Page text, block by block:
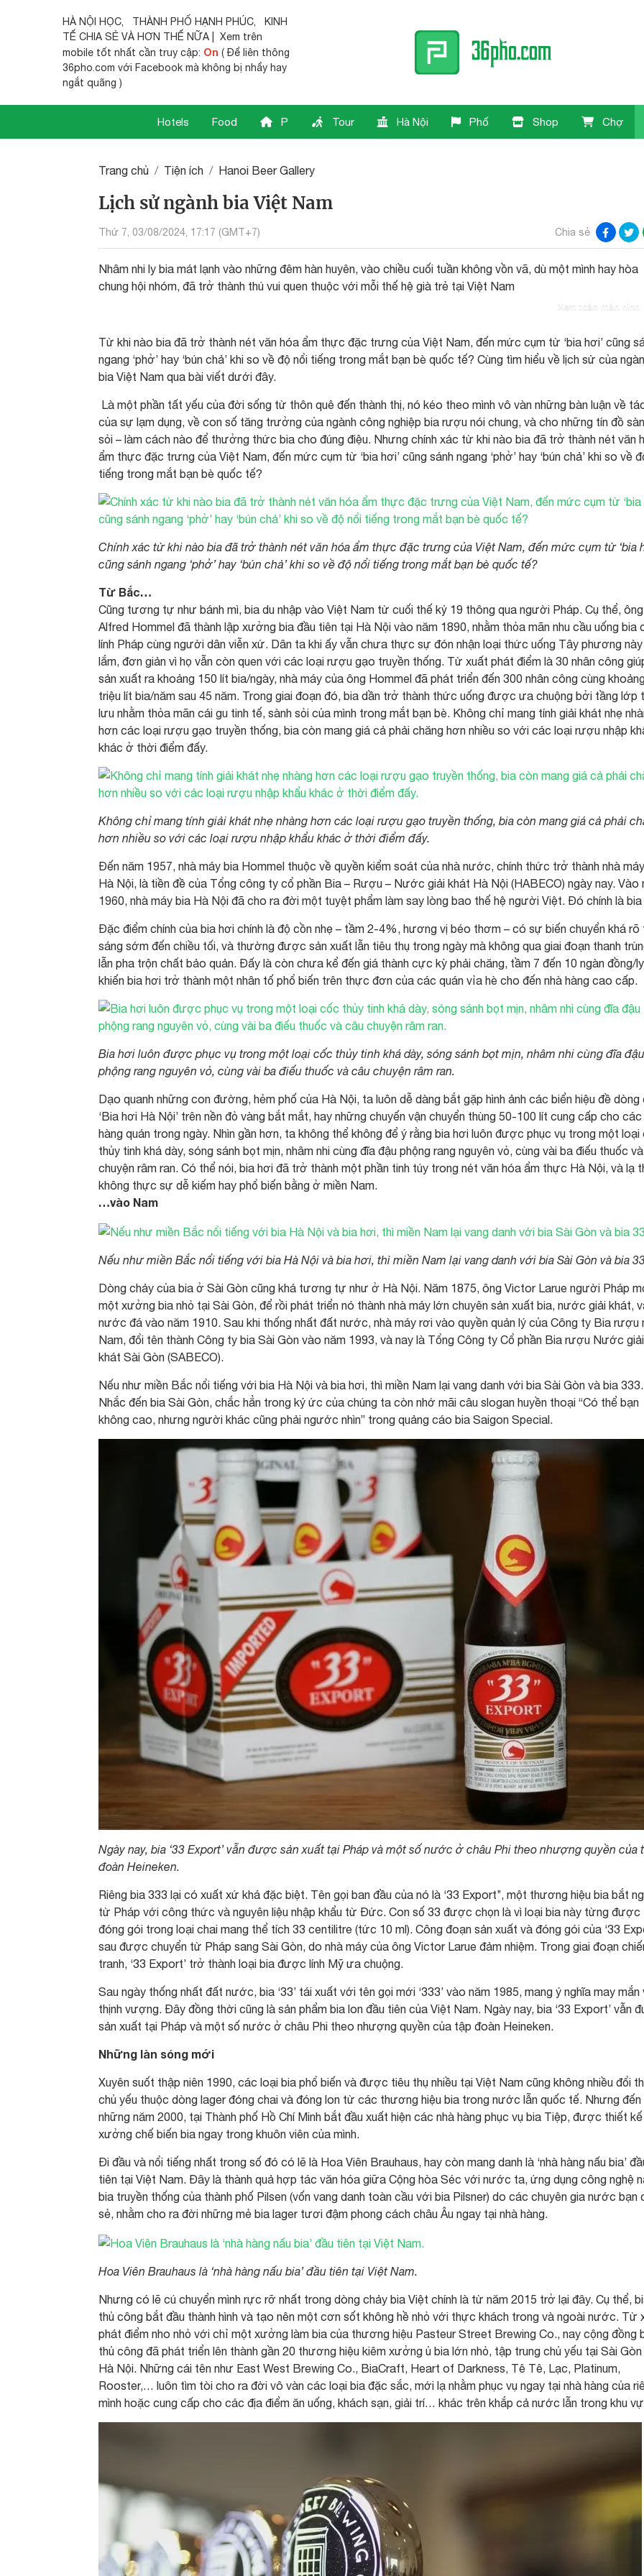
HÀ NỘI HỌC, THÀNH PHỐ HẠNH PHÚC,
KINH
TẾ CHIA SẺ VÀ HƠN THẾ NỮA | Xem trên
mobile tốt nhất cần truy cập: On ( Để liên thông
36pho.com với Facebook mà không bị nhẩy hay
ngắt quãng )
Hotels Food P Tour Hà Nội Phố Shop Chợ
Trang chủ Tiện ích Hanoi Beer Gallery
Lịch sử ngành bia Việt Nam
Thứ 7, 03/08/2024, 17:17 (GMT+7) Chia sẻ
Nhâm nhi ly bia mát lạnh vào những đêm hàn huyên, vào chiều cuối tuần không vồn vã, dù một mình hay hòa
chung hội nhóm, đã trở thành thú vui quen thuộc với mỗi thế hệ già trẻ tại Việt Nam
Xem toàn màn hình
Từ khi nào bia đã trở thành nét văn hóa ẩm thực đặc trưng của Việt Nam, đến mức cụm từ ‘bia hơi’ cũng
ngang ‘phở’ hay ‘bún chả’ khi so về độ nổi tiếng trong mắt bạn bè quốc tế? Cùng tìm hiểu về lịch sử của
bia Việt Nam qua bài viết dưới đây.
Là một phần tất yếu của đời sống từ thôn quê đến thành thị, nó kéo theo mình vô vàn những bàn luận về
của sự lạm dụng, về con số tăng trưởng của ngành công nghiệp bia rượu nói chung, và cho những tín đồ
sỏi – làm cách nào để thưởng thức bia cho đúng điệu. Nhưng chính xác từ khi nào bia đã trở thành nét văn
ẩm thực đặc trưng của Việt Nam, đến mức cụm từ ‘bia hơi’ cũng sánh ngang ‘phở’ hay ‘bún chả’ khi so về
tiếng trong mắt bạn bè quốc tế?
Chính xác từ khi nào bia đã trở thành nét văn hóa ẩm thực đặc trưng của Việt Nam, đến mức cụm từ ‘bia
cũng sánh ngang ‘phở’ hay ‘bún chả’ khi so về độ nổi tiếng trong mắt bạn bè quốc tế?
Từ Bắc…
Cũng tương tự như bánh mì, bia du nhập vào Việt Nam từ cuối thế kỷ 19 thông qua người Pháp. Cụ thể, ông
Alfred Hommel đã thành lập xưởng bia đầu tiên tại Hà Nội vào năm 1890, nhằm thỏa mãn nhu cầu uống bia
lính Pháp cùng người dân viễn xứ. Dân ta khi ấy vẫn chưa thực sự đón nhận loại thức uống Tây phương
lắm, đơn giản vì họ vẫn còn quen với các loại rượu gạo truyền thống. Từ xuất phát điểm là 30 nhân công
sản xuất ra khoảng 150 lít bia/ngày, nhà máy của ông Hommel đã phát triển đến 300 nhân công cùng
triệu lít bia/năm sau 45 năm. Trong giai đoạn đó, bia dần trở thành thức uống được ưa chuộng bởi tầng lớp
lưu nhằm thỏa mãn cái gu tinh tế, sành sỏi của mình trong mắt bạn bè. Không chỉ mang tính giải khát nhẹ
hơn các loại rượu gạo truyền thống, bia còn mang giá cả phải chăng hơn nhiều so với các loại rượu nhập
khác ở thời điểm đấy.
Không chỉ mang tính giải khát nhẹ nhàng hơn các loại rượu gạo truyền thống, bia còn mang giá cả phải
hơn nhiều so với các loại rượu nhập khẩu khác ở thời điểm đấy.
Đến năm 1957, nhà máy bia Hommel thuộc về quyền kiểm soát của nhà nước, chính thức trở thành nhà
Hà Nội, là tiền đề của Tổng công ty cổ phần Bia – Rượu – Nước giải khát Hà Nội (HABECO) ngày nay. Vào
1960, nhà máy bia Hà Nội đã cho ra đời một tuyệt phẩm làm say lòng bao thế hệ người Việt. Đó chính là bia
Đặc điểm chính của bia hơi chính là độ cồn nhẹ – tầm 2-4%, hương vị béo thơm – có sự biến chuyển khá rõ
sáng sớm đến chiều tối, và thường được sản xuất lẫn tiêu thụ trong ngày mà không qua giai đoạn thanh
lẫn pha trộn chất bảo quản. Đấy là còn chưa kể đến giá thành cực kỳ phải chăng, tầm 7 đến 10 ngàn đồng/
khiến bia hơi trở thành một nhân tố phổ biến trên thực đơn của các quán vỉa hè cho đến nhà hàng cao cấp.
Bia hơi luôn được phục vụ trong một loại cốc thủy tinh khá dày, sóng sánh bọt mịn, nhâm nhi cùng đĩa đậu
phộng rang nguyên vỏ, cùng vài ba điếu thuốc và câu chuyện râm ran.
Dạo quanh những con đường, hẻm phố của Hà Nội, ta luôn dễ dàng bắt gặp hình ảnh các biển hiệu đề dòng
‘Bia hơi Hà Nội’ trên nền đỏ vàng bắt mắt, hay những chuyến vận chuyển thùng 50-100 lít cung cấp cho các
hàng quán trong ngày. Nhìn gần hơn, ta không thể không để ý rằng bia hơi luôn được phục vụ trong một loại
thủy tinh khá dày, sóng sánh bọt mịn, nhâm nhi cùng đĩa đậu phộng rang nguyên vỏ, cùng vài ba điếu thuốc
chuyện râm ran. Có thể nói, bia hơi đã trở thành một phần tinh túy trong nét văn hóa ẩm thực Hà Nội, và lạ
không thực sự dễ kiếm hay phổ biến bằng ở miền Nam.
…vào Nam
Nếu như miền Bắc nổi tiếng với bia Hà Nội và bia hơi, thì miền Nam lại vang danh với bia Sài Gòn và bia
Dòng chảy của bia ở Sài Gòn cũng khá tương tự như ở Hà Nội. Năm 1875, ông Victor Larue người Pháp
một xưởng bia nhỏ tại Sài Gòn, để rồi phát triển nó thành nhà máy lớn chuyên sản xuất bia, nước giải khát,
nước đá vào năm 1910. Sau khi thống nhất đất nước, nhà máy rơi vào quyền quản lý của Công ty Bia rượu
Nam, đổi tên thành Công ty bia Sài Gòn vào năm 1993, và nay là Tổng Công ty Cổ phần Bia rượu Nước giải
khát Sài Gòn (SABECO).
Nếu như miền Bắc nổi tiếng với bia Hà Nội và bia hơi, thì miền Nam lại vang danh với bia Sài Gòn và bia 333.
Nhắc đến bia Sài Gòn, chắc hẳn trong ký ức của chúng ta còn nhớ mãi câu slogan huyền thoại “Có thể bạn
không cao, nhưng người khác cũng phải ngước nhìn” trong quảng cáo bia Saigon Special.
Ngày nay, bia ‘33 Export’ vẫn được sản xuất tại Pháp và một số nước ở châu Phi theo nhượng quyền của
đoàn Heineken.
Riêng bia 333 lại có xuất xứ khá đặc biệt. Tên gọi ban đầu của nó là ‘33 Export’’, một thương hiệu bia bắt
từ Pháp với công thức và nguyên liệu nhập khẩu từ Đức. Con số 33 được chọn là vì loại bia này từng được
đóng gói trong loại chai mang thể tích 33 centilitre (tức 10 ml). Công đoạn sản xuất và đóng gói của ‘33
sau được chuyển từ Pháp sang Sài Gòn, do nhà máy của ông Victor Larue đảm nhiệm. Trong giai đoạn
tranh, ‘33 Export’ trở thành loại bia được lính Mỹ ưa chuộng.
Sau ngày thống nhất đất nước, bia ‘33’ tái xuất với tên gọi mới ‘333’ vào năm 1985, mang ý nghĩa may mắn
thịnh vượng. Đây đồng thời cũng là sản phẩm bia lon đầu tiên của Việt Nam. Ngày nay, bia ‘33 Export’ vẫn
sản xuất tại Pháp và một số nước ở châu Phi theo nhượng quyền của tập đoàn Heineken.
Những làn sóng mới
Xuyên suốt thập niên 1990, các loại bia phổ biến và được tiêu thụ nhiều tại Việt Nam cũng không nhiều đổi
chủ yếu thuộc dòng lager đóng chai và đóng lon từ các thương hiệu bia trong nước lẫn quốc tế. Nhưng đến
những năm 2000, tại Thành phố Hồ Chí Minh bắt đầu xuất hiện các nhà hàng phục vụ bia Tiệp, được thiết
xưởng chế biến bia ngay trong khuôn viên của mình.
Đi đầu và nổi tiếng nhất trong số đó có lẽ là Hoa Viên Brauhaus, hay còn mang danh là ‘nhà hàng nấu bia’
tiên tại Việt Nam. Đây là thành quả hợp tác văn hóa giữa Cộng hòa Séc với nước ta, ứng dụng công nghệ
bia truyền thống của thành phố Pilsen (vốn vang danh toàn cầu với bia Pilsner) do các chuyên gia nước bạn
sẻ, nhằm cho ra đời những mẻ bia lager tươi đậm phong cách châu Âu ngay tại nhà hàng.
Hoa Viên Brauhaus là ‘nhà hàng nấu bia’ đầu tiên tại Việt Nam.
Nhưng có lẽ cú chuyển mình rực rỡ nhất trong dòng chảy bia Việt chính là từ năm 2015 trở lại đây. Cụ thể,
thủ công bắt đầu thành hình và tạo nên một cơn sốt không hề nhỏ với thực khách trong và ngoài nước. Từ
phát điểm nho nhỏ với chỉ một xưởng làm bia của thương hiệu Pasteur Street Brewing Co., nay cộng đồng
thủ công đã phát triển lên thành gần 20 thương hiệu kiêm xưởng ủ bia lớn nhỏ, tập trung chủ yếu tại Sài
Hà Nội. Những cái tên như East West Brewing Co., BiaCraft, Heart of Darkness, Tê Tê, Lạc, Platinum,
Rooster,… luôn tìm tòi cho ra đời vô vàn các loại bia đặc sắc, mới lạ nhằm phục vụ ngay tại nhà hàng của
mình hoặc cung cấp cho các địa điểm ăn uống, khách sạn, giải trí… khác trên khắp cả nước lẫn trong khu